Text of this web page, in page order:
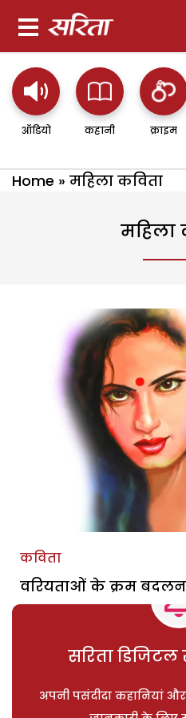
ऑडियो कहानी क्राइम
Home » महिला कविता
महिला
कविता
वरियताओं के क्रम
सरिता
अपनी पसंदीदा कहानियां